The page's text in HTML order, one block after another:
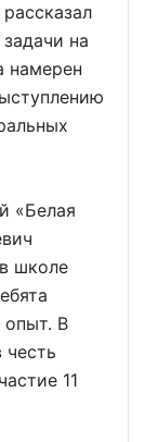
на
намерен
«Белая
школе
опыт. В
11